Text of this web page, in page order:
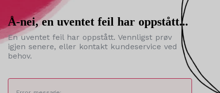
Å-nei, en uventet feil har oppstått...
En uventet feil har oppstått. Vennligst prøv
igjen senere, eller kontakt kundeservice ved
behov.